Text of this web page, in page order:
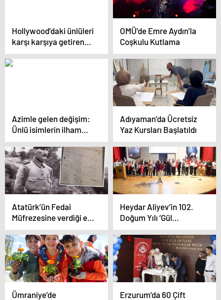
Hollywood’daki ünlüleri
karşı karşıya getiren
dava! Sürpriz isim
ifadeye davet edildi
OMÜ’de Emre Aydın’la
Coşkulu Kutlama
Azimle gelen değişim:
Ünlü isimlerin ilham
veren kilo verme
hikayeleri
Adıyaman’da Ücretsiz
Yaz Kursları Başlatıldı
Atatürk’ün Fedai
Müfrezesine verdiği el
yazısı emir ortaya çıktı
Heydar Aliyev’in 102.
Doğum Yılı ‘Gül
Bayramı’ ile Kutlandı
Ümraniye’de
Erzurum’da 60 Çift